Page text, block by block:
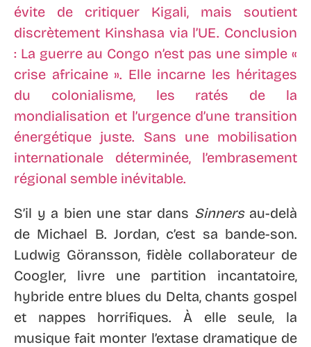
S’il y a bien une star dans Sinnersau-delà
de Michael B. Jordan, c’est sa bande-son.
Ludwig Göransson, fidèle collaborateur de
Coogler, livre une partition incantatoire,
hybride entre blues du Delta, chants gospel
et nappes horrifiques. À elle seule, la
musique fait monter l’extase dramatique de